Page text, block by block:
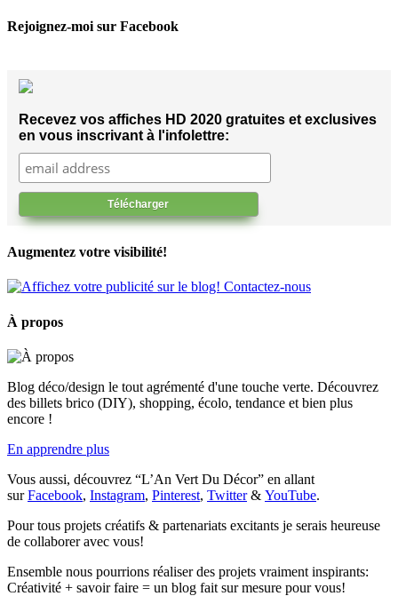
Rejoignez-moi sur Facebook
Recevez vos affiches HD 2020 gratuites et exclusives
en vous inscrivant à l'infolettre:
Augmentez votre visibilité!
À propos
Blog déco/design le tout agrémenté d'une touche verte. Découvrez
des billets brico (DIY), shopping, écolo, tendance et bien plus
encore !
En apprendre plus
Vous aussi, découvrez “L’An Vert Du Décor” en allant
surFacebook, Instagram, Pinterest, Twitter& YouTube.
Pour tous projets créatifs & partenariats excitants je serais heureuse
de collaborer avec vous!
Ensemble nous pourrions réaliser des projets vraiment inspirants:
Créativité + savoir faire = un blog fait sur mesure pour vous!